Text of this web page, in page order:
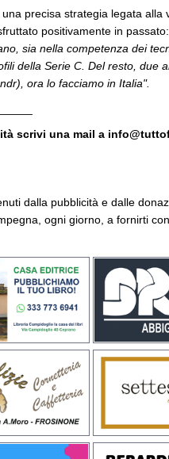
precisa strategia legata alla
positivamente in passato:
sia nella competenza dei
della Serie C. Del resto, due
ora lo facciamo in Italia".
scrivi una mail a
dalla pubblicità e dalle
ogni giorno, a fornirti